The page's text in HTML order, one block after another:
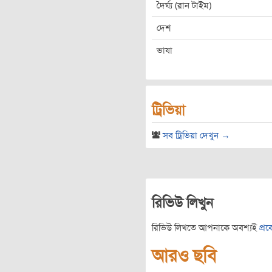
দৈর্ঘ্য (রান টাইম)
দেশ
ভাষা
ট্রিভিয়া
সব ট্রিভিয়া দেখুন →
রিভিউ লিখুন
রিভিউ লিখতে আপনাকে অবশ্যই
আরও ছবি